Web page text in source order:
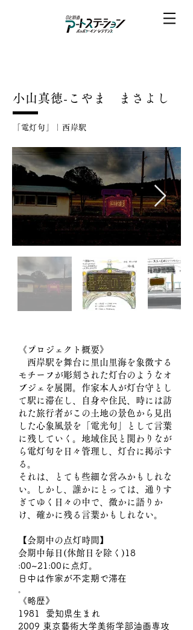
小山真徳-こやま まさよし
「電灯句」｜西岸駅
《プロジェクト概要》
西岸駅を舞台に里山里海を象徴する
モチーフが彫刻された灯台のようなオ
ブジェを展開。作家本人が灯台守とし
て駅に滞在し、自身や住民、時には訪
れた旅行者がこの土地の景色から見出
した心象風景を
「電光句」として言葉
に残していく。地域住民と関わりなが
ら電灯句を日々管理し、灯台に掲示す
る。
それは、とても些細な営みかもしれな
い。しかし、誰かにとっては、通りす
ぎてゆく日々の中で、微かに語りか
け、確かに残る言葉かもしれない。
【会期中の点灯時間】
会期中毎日(休館日を除く) 18
:00~21:00に点灯。
日中は作家が不定期で滞在
《略歴》
1981 愛知県生まれ
2009 東京藝術大学美術学部油画専攻